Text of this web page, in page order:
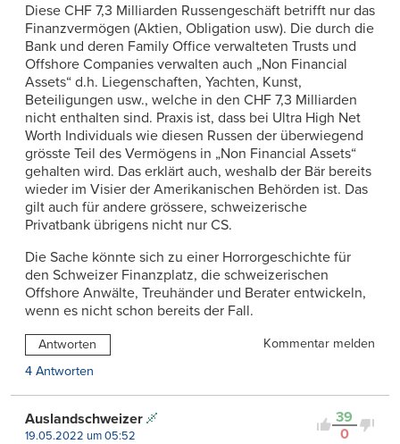
Diese CHF 7,3 Milliarden Russengeschäft betrifft nur das
Finanzvermögen (Aktien, Obligation usw). Die durch die
Bank und deren Family Office verwalteten Trusts und
Offshore Companies verwalten auch „Non Financial
Assets“ d.h. Liegenschaften, Yachten, Kunst,
Beteiligungen usw., welche in den CHF 7,3 Milliarden
nicht enthalten sind. Praxis ist, dass bei Ultra High Net
Worth Individuals wie diesen Russen der überwiegend
grösste Teil des Vermögens in „Non Financial Assets“
gehalten wird. Das erklärt auch, weshalb der Bär bereits
wieder im Visier der Amerikanischen Behörden ist. Das
gilt auch für andere grössere, schweizerische
Privatbank übrigens nicht nur CS.
Die Sache könnte sich zu einer Horrorgeschichte für
den Schweizer Finanzplatz, die schweizerischen
Offshore Anwälte, Treuhänder und Berater entwickeln,
wenn es nicht schon bereits der Fall.
Antworten
Kommentar melden
4 Antworten
39
0
Auslandschweizer
19.05.2022 um 05:52